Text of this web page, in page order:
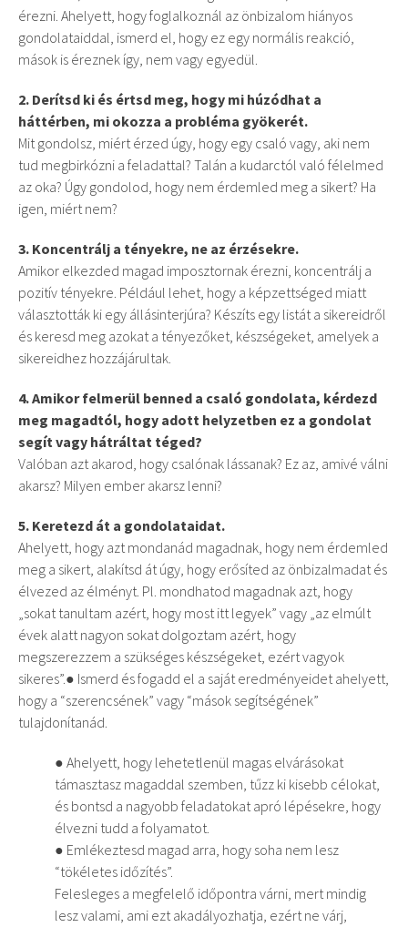
érezni. Ahelyett, hogy foglalkoznál az önbizalom hiányos
gondolataiddal, ismerd el, hogy ez egy normális reakció,
mások is éreznek így, nem vagy egyedül.
2. Derítsd ki és értsd meg, hogy mi húzódhat a
háttérben, mi okozza a probléma gyökerét.
Mit gondolsz, miért érzed úgy, hogy egy csaló vagy, aki nem
tud megbirkózni a feladattal? Talán a kudarctól való félelmed
az oka? Úgy gondolod, hogy nem érdemled meg a sikert? Ha
igen, miért nem?
3. Koncentrálj a tényekre, ne az érzésekre.
Amikor elkezded magad imposztornak érezni, koncentrálj a
pozitív tényekre. Például lehet, hogy a képzettséged miatt
választották ki egy állásinterjúra? Készíts egy listát a sikereidről
és keresd meg azokat a tényezőket, készségeket, amelyek a
sikereidhez hozzájárultak.
4. Amikor felmerül benned a csaló gondolata, kérdezd
meg magadtól, hogy adott helyzetben ez a gondolat
segít vagy hátráltat téged?
Valóban azt akarod, hogy csalónak lássanak? Ez az, amivé válni
akarsz? Milyen ember akarsz lenni?
5. Keretezd át a gondolataidat.
Ahelyett, hogy azt mondanád magadnak, hogy nem érdemled
meg a sikert, alakítsd át úgy, hogy erősíted az önbizalmadat és
élvezed az élményt. Pl. mondhatod magadnak azt, hogy
„sokat tanultam azért, hogy most itt legyek” vagy „az elmúlt
évek alatt nagyon sokat dolgoztam azért, hogy
megszerezzem a szükséges készségeket, ezért vagyok
sikeres”.● Ismerd és fogadd el a saját eredményeidet ahelyett,
hogy a “szerencsének” vagy “mások segítségének”
tulajdonítanád.
● Ahelyett, hogy lehetetlenül magas elvárásokat
támasztasz magaddal szemben, tűzz ki kisebb célokat,
és bontsd a nagyobb feladatokat apró lépésekre, hogy
élvezni tudd a folyamatot.
● Emlékeztesd magad arra, hogy soha nem lesz
“tökéletes időzítés”.
Felesleges a megfelelő időpontra várni, mert mindig
lesz valami, ami ezt akadályozhatja, ezért ne várj,